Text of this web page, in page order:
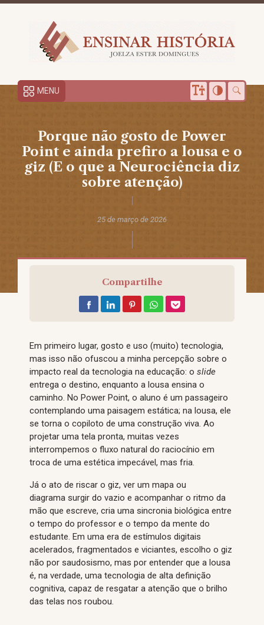
MENU
Porque não gosto de Power
Point e ainda prefiro a lousa e o
giz (E o que a Neurociência diz
sobre atenção)
25 de março de 2026
Compartilhe
Em primeiro lugar, gosto e uso (muito) tecnologia,
mas isso não ofuscou a minha percepção sobre o
impacto real da tecnologia na educação: o slide
entrega o destino, enquanto a lousa ensina o
caminho. No Power Point, o aluno é um passageiro
contemplando uma paisagem estática; na lousa, ele
se torna o copiloto de uma construção viva. Ao
projetar uma tela pronta, muitas vezes
interrompemos o fluxo natural do raciocínio em
troca de uma estética impecável, mas fria.
Já o ato de riscar o giz, ver um mapa ou
diagrama surgir do vazio e acompanhar o ritmo da
mão que escreve, cria uma sincronia biológica entre
o tempo do professor e o tempo da mente do
estudante. Em uma era de estímulos digitais
acelerados, fragmentados e viciantes, escolho o giz
não por saudosismo, mas por entender que a lousa
é, na verdade, uma tecnologia de alta definição
cognitiva, capaz de resgatar a atenção que o brilho
das telas nos roubou.